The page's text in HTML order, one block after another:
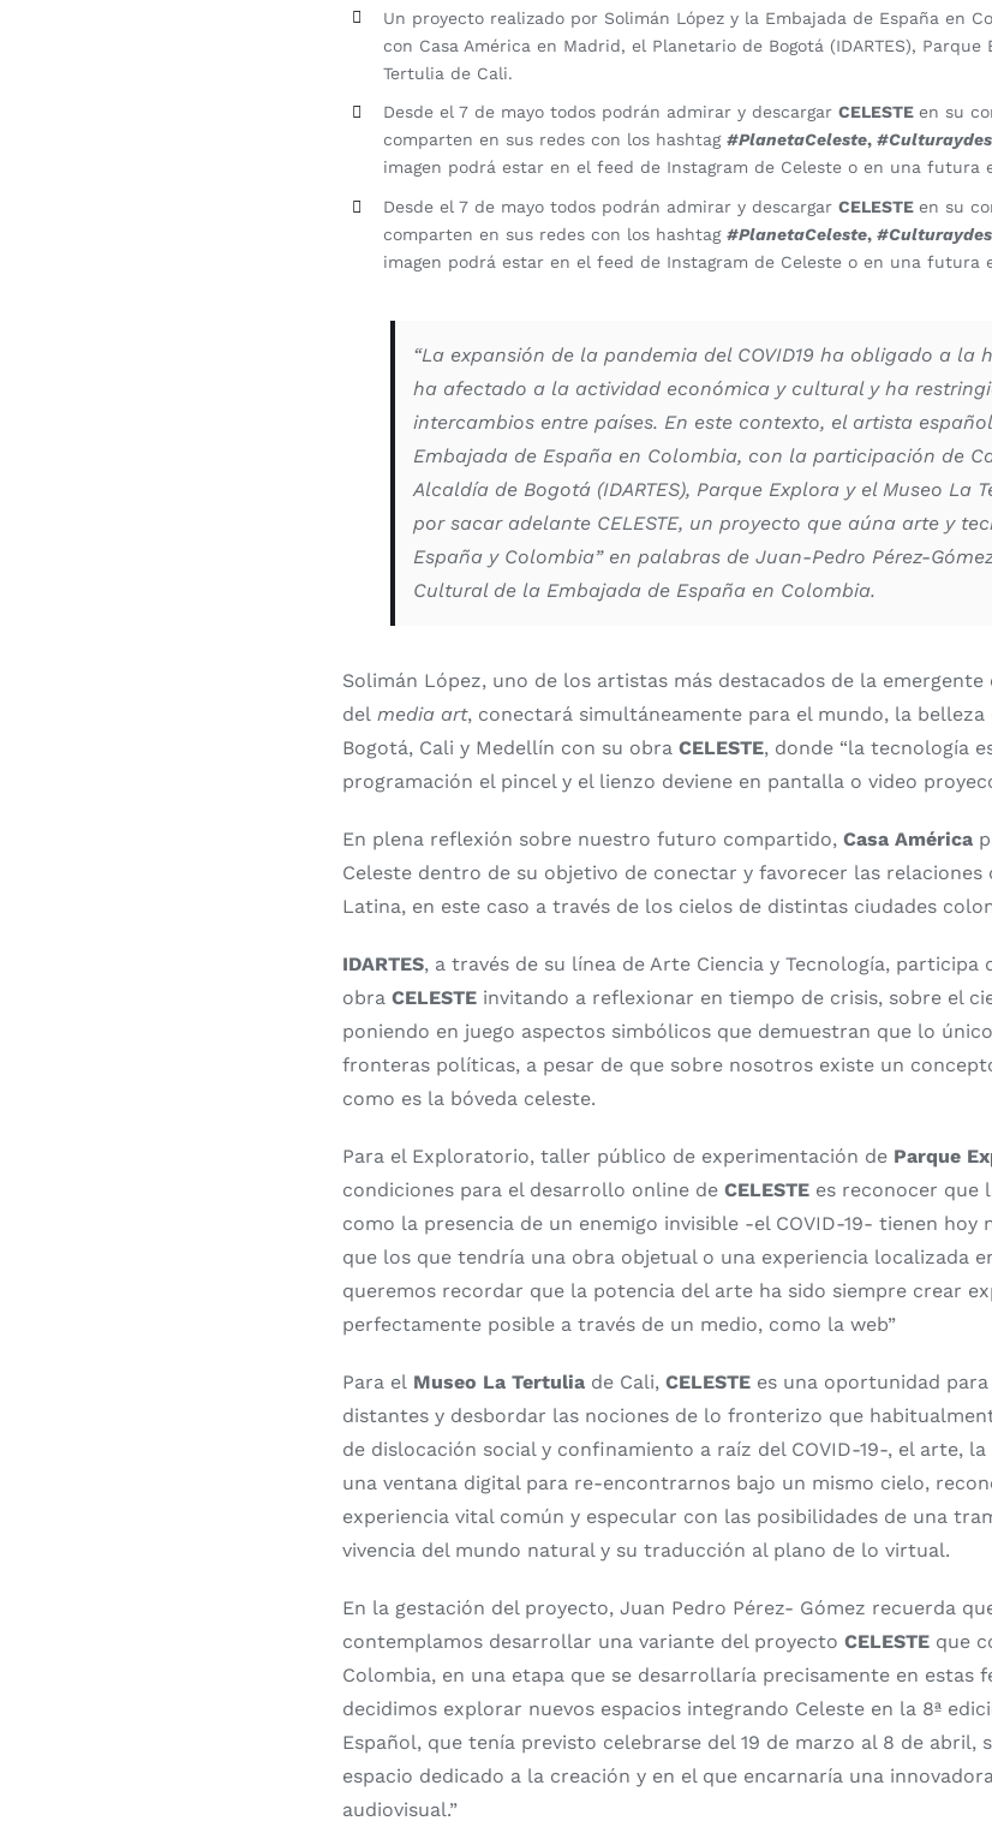
Un proyecto realizado por Solimán López y la Embajada de España en
con Casa América en Madrid, el Planetario de Bogotá (IDARTES),
Tertulia de Cali.
Desde el 7 de mayo todos podrán admirar y descargar CELESTE en su
comparten en sus redes con los hashtag #PlanetaCeleste,
imagen podrá estar en el feed de Instagram de Celeste o en una futura
Desde el 7 de mayo todos podrán admirar y descargar CELESTE en su
comparten en sus redes con los hashtag #PlanetaCeleste,
imagen podrá estar en el feed de Instagram de Celeste o en una futura
“La expansión de la pandemia del COVID19 ha obligado a la
ha afectado a la actividad económica y cultural y ha
intercambios entre países. En este contexto, el artista
Embajada de España en Colombia, con la participación de
Alcaldía de Bogotá (IDARTES), Parque Explora y el Museo La
por sacar adelante CELESTE, un proyecto que aúna arte y
España y Colombia” en palabras de Juan-Pedro Pérez-
Cultural de la Embajada de España en Colombia.
Solimán López, uno de los artistas más destacados de la
delmedia art, conectará simultáneamente para el mundo, la
Bogotá, Cali y Medellín con su obraCELESTE, donde “la tecnología
programación el pincel y el lienzo deviene en pantalla o video
En plena reflexión sobre nuestro futuro compartido,Casa América
Celeste dentro de su objetivo de conectar y favorecer las relaciones
Latina, en este caso a través de los cielos de distintas ciudades
IDARTES, a través de su línea de Arte Ciencia y Tecnología, participa
obraCELESTE invitando a reflexionar en tiempo de crisis, sobre el
poniendo en juego aspectos simbólicos que demuestran que lo
fronteras políticas, a pesar de que sobre nosotros existe un
como es la bóveda celeste.
Para el Exploratorio, taller público de experimentación de Parque
condiciones para el desarrollo online deCELESTE es reconocer que
como la presencia de un enemigo invisible -el COVID-19- tienen hoy
que los que tendría una obra objetual o una experiencia localizada
queremos recordar que la potencia del arte ha sido siempre crear
perfectamente posible a través de un medio, como la web”
Para el Museo La Tertulia de Cali,CELESTE es una oportunidad
distantes y desbordar las nociones de lo fronterizo que
de dislocación social y confinamiento a raíz del COVID-19-, el arte,
una ventana digital para re-encontrarnos bajo un mismo cielo,
experiencia vital común y especular con las posibilidades de una
vivencia del mundo natural y su traducción al plano de lo virtual.
En la gestación del proyecto, Juan Pedro Pérez- Gómez recuerda
contemplamos desarrollar una variante del proyectoCELESTE que
Colombia, en una etapa que se desarrollaría precisamente en estas
decidimos explorar nuevos espacios integrando Celeste en la 8ª
Español, que tenía previsto celebrarse del 19 de marzo al 8 de abril,
espacio dedicado a la creación y en el que encarnaría una
audiovisual.”